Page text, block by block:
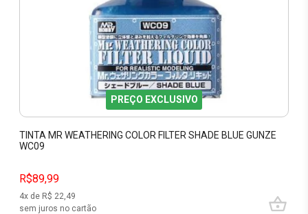
PREÇO EXCLUSIVO
TINTA MR WEATHERING COLOR FILTER SHADE BLUE GUNZE
WC09
R$89,99
4x de R$ 22,49
sem juros no cartão